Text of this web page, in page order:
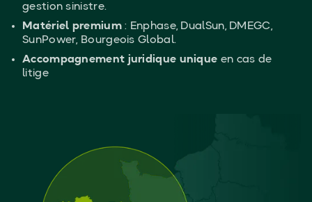
gestion sinistre.
Matériel premium: Enphase, DualSun, DMEGC,
SunPower, Bourgeois Global.
Accompagnement juridique unique en cas de
litige